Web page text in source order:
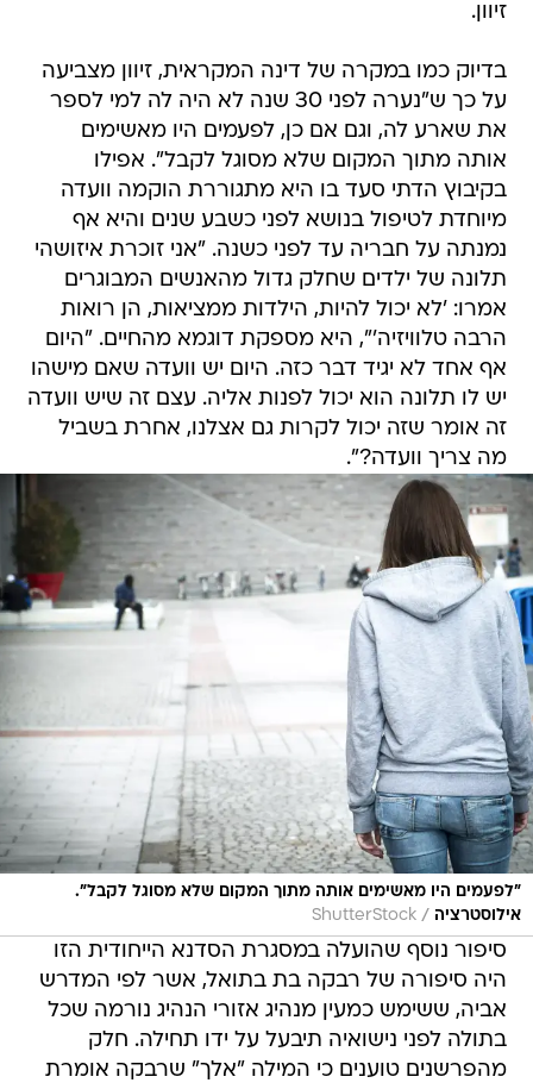
זיוון.
בדיוק כמו במקרה של דינה המקראית, זיוון מצביעה
על כך ש"נערה לפני 30 שנה לא היה לה למי לספר
את שארע לה, וגם אם כן, לפעמים היו מאשימים
אותה מתוך המקום שלא מסוגל לקבל". אפילו
בקיבוץ הדתי סעד בו היא מתגוררת הוקמה וועדה
מיוחדת לטיפול בנושא לפני כשבע שנים והיא אף
נמנתה על חבריה עד לפני כשנה. "אני זוכרת איזושהי
תלונה של ילדים שחלק גדול מהאנשים המבוגרים
אמרו: 'לא יכול להיות, הילדות ממציאות, הן רואות
הרבה טלוויזיה'", היא מספקת דוגמא מהחיים. "היום
אף אחד לא יגיד דבר כזה. היום יש וועדה שאם מישהו
יש לו תלונה הוא יכול לפנות אליה. עצם זה שיש וועדה
זה אומר שזה יכול לקרות גם אצלנו, אחרת בשביל
מה צריך וועדה?".
"לפעמים היו מאשימים אותה מתוך המקום שלא מסוגל לקבל".
אילוסטרציה /
ShutterStock
סיפור נוסף שהועלה במסגרת הסדנא הייחודית הזו
היה סיפורה של רבקה בת בתואל, אשר לפי המדרש
אביה, ששימש כמעין מנהיג אזורי הנהיג נורמה שכל
בתולה לפני נישואיה תיבעל על ידו תחילה. חלק
מהפרשנים טוענים כי המילה "אלך" שרבקה אומרת